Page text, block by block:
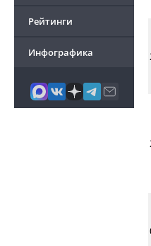
Рейтинги
Инфографика